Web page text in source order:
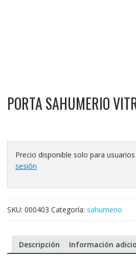
PORTA SAHUMERIO
Precio disponible solo para
sesión
SKU: 000403 Categoría: sahumerio
Descripción Información